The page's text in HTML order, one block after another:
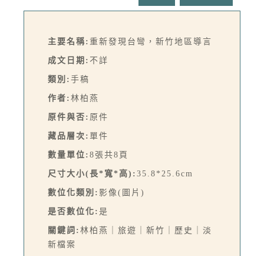
主要名稱: 重新發現台彎，新竹地區導言
成文日期: 不詳
類別: 手稿
作者: 林柏燕
原件與否: 原件
藏品層次: 單件
數量單位: 8張共8頁
尺寸大小(長*寬*高): 35.8*25.6cm
數位化類別: 影像(圖片)
是否數位化: 是
關鍵詞: 林柏燕｜旅遊｜新竹｜歷史｜淡
新檔案